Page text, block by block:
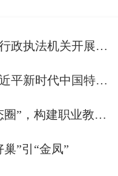
“换位思考·执法体验”活动
教育宣讲暨“中国梦·新时代·新使命”百...
构建职业教育新格局
”引“金凤”